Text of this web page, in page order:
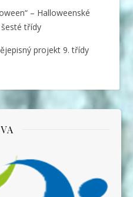
– Halloweenské
třídy
projekt 9. třídy